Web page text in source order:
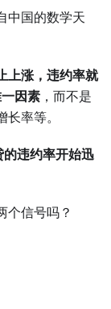
中国的数学天
上涨，违约率就
因素 ，而不是
率等。
的违约率开始迅
个信号吗？